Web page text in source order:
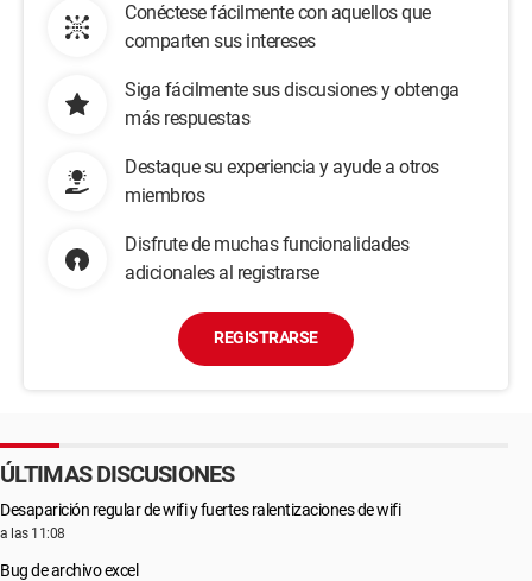
Conéctese fácilmente con aquellos que
comparten sus intereses
Siga fácilmente sus discusiones y obtenga
más respuestas
Destaque su experiencia y ayude a otros
miembros
Disfrute de muchas funcionalidades
adicionales al registrarse
REGISTRARSE
ÚLTIMAS DISCUSIONES
Desaparición regular de wifi y fuertes ralentizaciones de wifi
a las 11:08
Bug de archivo excel